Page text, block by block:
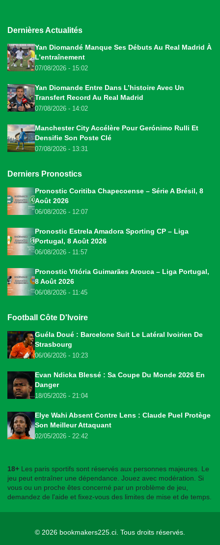
Dernières Actualités
Yan Diomandé Manque Ses Débuts Au Real Madrid À
L’entraînement
07/08/2026 - 15:02
Yan Diomande Entre Dans L’histoire Avec Un
Transfert Record Au Real Madrid
07/08/2026 - 14:02
Manchester City Accélère Pour Gerónimo Rulli Et
Densifie Son Poste Clé
07/08/2026 - 13:31
Derniers Pronostics
Pronostic Coritiba Chapecoense – Série A Brésil, 8
Août 2026
06/08/2026 - 12:07
Pronostic Estrela Amadora Sporting CP – Liga
Portugal, 8 Août 2026
06/08/2026 - 11:57
Pronostic Vitória Guimarães Arouca – Liga Portugal,
8 Août 2026
06/08/2026 - 11:45
Football Côte D'Ivoire
Guéla Doué : Barcelone Suit Le Latéral Ivoirien De
Strasbourg
06/06/2026 - 10:23
Evan Ndicka Blessé : Sa Coupe Du Monde 2026 En
Danger
18/05/2026 - 21:04
Elye Wahi Absent Contre Lens : Claude Puel Protège
Son Meilleur Attaquant
02/05/2026 - 22:42
18+ Les paris sportifs sont réservés aux personnes majeures. Le
jeu peut entraîner une dépendance. Jouez avec modération. Si
vous ou un proche êtes concerné par un problème de jeu,
demandez de l'aide et fixez-vous des limites de mise et de temps.
© 2026 bookmakers225.ci. Tous droits réservés.